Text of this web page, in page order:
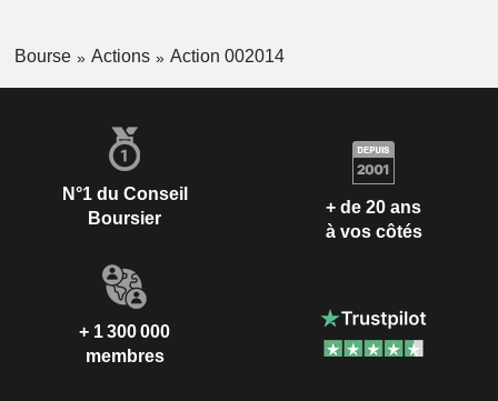
Bourse Actions Action 002014
N°1 du Conseil
Boursier
+ de 20 ans
à vos côtés
+ 1 300 000
membres